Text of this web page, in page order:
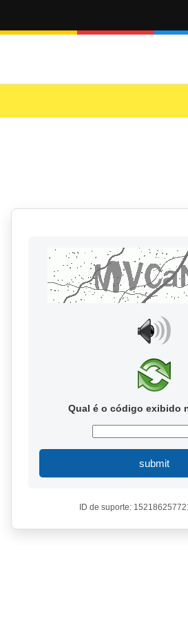
Qual é o código exibido
submit
ID de suporte: